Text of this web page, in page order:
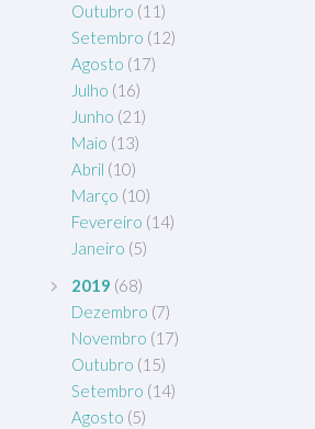
Outubro (11)
Setembro (12)
Agosto (17)
Julho (16)
Junho (21)
Maio (13)
Abril (10)
Março (10)
Fevereiro (14)
Janeiro (5)
2019 (68)
Dezembro (7)
Novembro (17)
Outubro (15)
Setembro (14)
Agosto (5)